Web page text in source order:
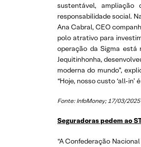
sustentável, ampliação
responsabilidade social.
Ana Cabral, CEO
polo atrativo para
operação da Sigma está
Jequitinhonha,
moderna do mundo”,
“Hoje, nosso custo ‘all-
Fonte: InfoMoney; 17/03/2025
Seguradoras pedem ao
“A Confederação